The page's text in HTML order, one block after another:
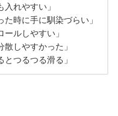
入れやすい」
た時に手に馴染づらい」
ールしやすい」
散しやすかった」
とつるつる滑る」